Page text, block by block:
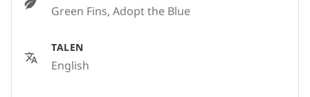
Green Fins, Adopt the Blue
TALEN
English